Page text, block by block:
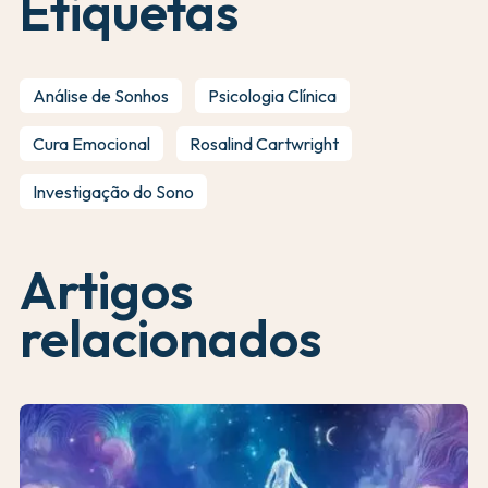
Análise de Sonhos Psicologia Clínica
Cura Emocional Rosalind Cartwright
Investigação do Sono
Artigos
relacionados